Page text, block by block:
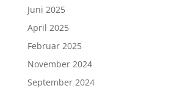
Juni 2025
April 2025
Februar 2025
November 2024
September 2024